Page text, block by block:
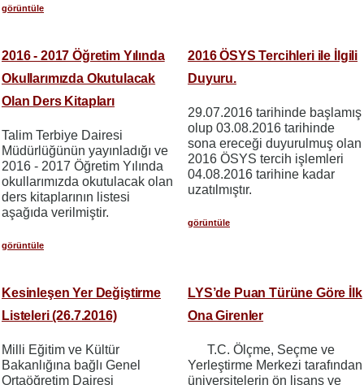
görüntüle
2016 - 2017 Öğretim Yılında
Okullarımızda Okutulacak
Olan Ders Kitapları
Talim Terbiye Dairesi
Müdürlüğünün yayınladığı ve
2016 - 2017 Öğretim Yılında
okullarımızda okutulacak olan
ders kitaplarının listesi
aşağıda verilmiştir.
görüntüle
2016 ÖSYS Tercihleri ile İlgili
Duyuru.
29.07.2016 tarihinde başlamış
olup 03.08.2016 tarihinde
sona ereceği duyurulmuş olan
2016 ÖSYS tercih işlemleri
04.08.2016 tarihine kadar
uzatılmıştır.
görüntüle
Kesinleşen Yer Değiştirme
Listeleri (26.7.2016)
Milli Eğitim ve Kültür
Bakanlığına bağlı Genel
Ortaöğretim Dairesi
LYS’de Puan Türüne Göre İlk
Ona Girenler
T.C. Ölçme, Seçme ve
Yerleştirme Merkezi tarafından
üniversitelerin ön lisans ve